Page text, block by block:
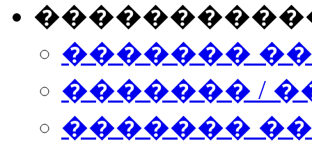
�������
������� /
�������